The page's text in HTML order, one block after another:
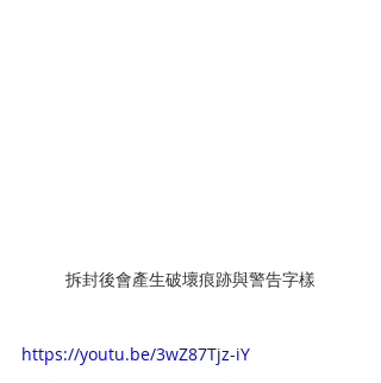
拆封後會產生破壞痕跡與警告字樣
https://youtu.be/3wZ87Tjz-iY